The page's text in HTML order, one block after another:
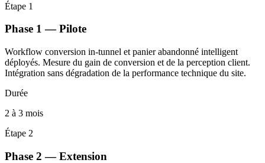
Étape 1
Phase 1 — Pilote
Workflow conversion in-tunnel et panier abandonné intelligent
déployés. Mesure du gain de conversion et de la perception client.
Intégration sans dégradation de la performance technique du site.
Durée
2 à 3 mois
Étape 2
Phase 2 — Extension